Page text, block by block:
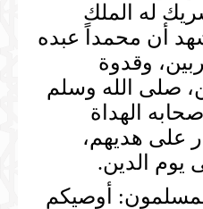
له الملك
أن محمداً عبده
وقدوة
صلى الله وسلم
الهداة
على هديهم،
يوم الدين.
المسلمون: أوصيكم